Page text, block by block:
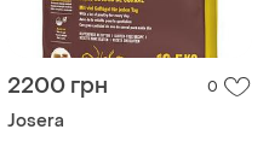
2200 грн 0
Josera